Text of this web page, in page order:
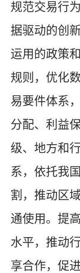
规范交易行
据驱动的创
运用的政策
规则，优化
易要件体系
分配、利益
级、地方和
系，依托我
割，推动区
通使用。提
水平，推动
享合作，促